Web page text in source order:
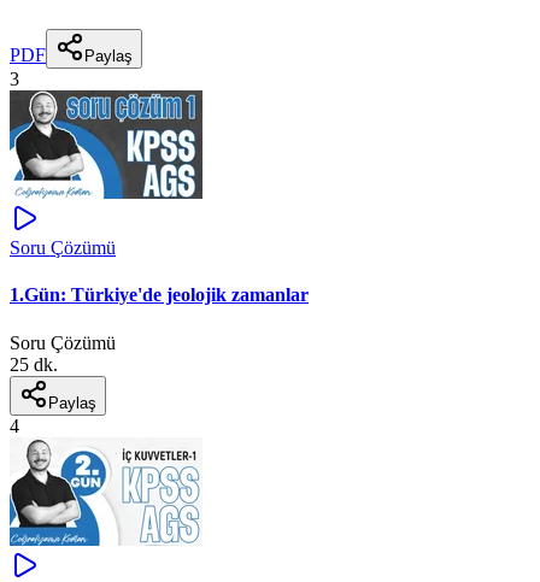
PDF Paylaş
3
Soru Çözümü
1.Gün: Türkiye'de jeolojik zamanlar
Soru Çözümü
25 dk.
Paylaş
4